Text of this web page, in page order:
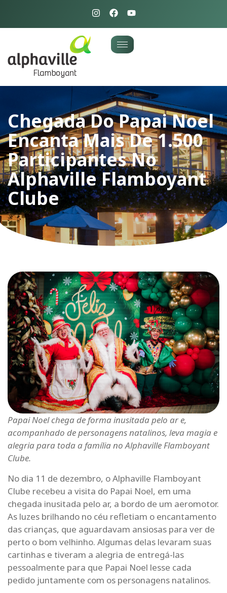
Chegada Do Papai Noel
Encanta Mais De 1.500
Participantes No
Alphaville Flamboyant
Clube
Papai Noel chega de forma inusitada pelo ar e,
acompanhado de personagens natalinos, leva magia e
alegria para toda a família no Alphaville Flamboyant
Clube.
No dia 11 de dezembro, o Alphaville Flamboyant
Clube recebeu a visita do Papai Noel, em uma
chegada inusitada pelo ar, a bordo de um aeromotor.
As luzes brilhando no céu refletiam o encantamento
das crianças, que aguardavam ansiosas para ver de
perto o bom velhinho. Algumas delas levaram suas
cartinhas e tiveram a alegria de entregá-las
pessoalmente para que Papai Noel lesse cada
pedido juntamente com os personagens natalinos.